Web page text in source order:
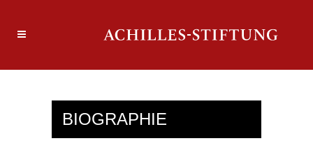
BIOGRAPHIE